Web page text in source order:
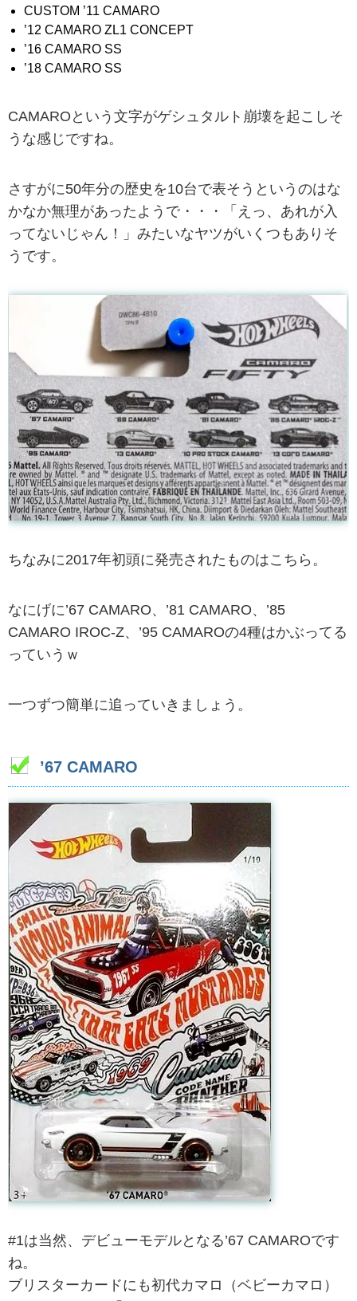
CUSTOM ’11 CAMARO
’12 CAMARO ZL1 CONCEPT
’16 CAMARO SS
’18 CAMARO SS
CAMAROという文字がゲシュタルト崩壊を起こしそ
うな感じですね。
さすがに50年分の歴史を10台で表そうというのはな
かなか無理があったようで・・・「えっ、あれが入
ってないじゃん！」みたいなヤツがいくつもありそ
うです。
ちなみに2017年初頭に発売されたものはこちら。
なにげに’67 CAMARO、’81 CAMARO、’85
CAMARO IROC-Z、’95 CAMAROの4種はかぶってる
っていうｗ
一つずつ簡単に追っていきましょう。
’67 CAMARO
#1は当然、デビューモデルとなる’67 CAMAROです
ね。
ブリスターカードにも初代カマロ（ベビーカマロ）